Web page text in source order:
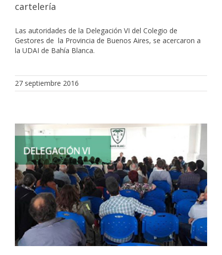
cartelería
Las autoridades de la Delegación VI del Colegio de
Gestores de la Provincia de Buenos Aires, se acercaron a
la UDAI de Bahía Blanca.
27 septiembre 2016